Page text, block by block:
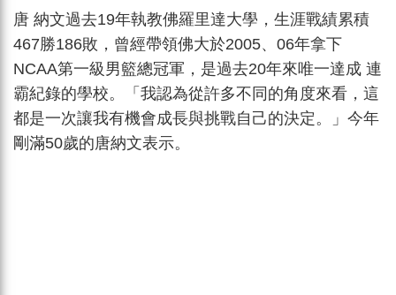
唐 納文過去19年執教佛羅里達大學，生涯戰績累積
467勝186敗，曾經帶領佛大於2005、06年拿下
NCAA第一級男籃總冠軍，是過去20年來唯一達成 連
霸紀錄的學校。「我認為從許多不同的角度來看，這
都是一次讓我有機會成長與挑戰自己的決定。」今年
剛滿50歲的唐納文表示。